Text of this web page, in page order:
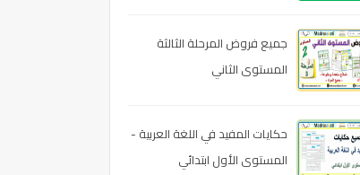
جميع فروض المرحلة الثالثة
المستوى الثاني
حكايات المفيد في اللغة العربية -
المستوى الأول ابتدائي